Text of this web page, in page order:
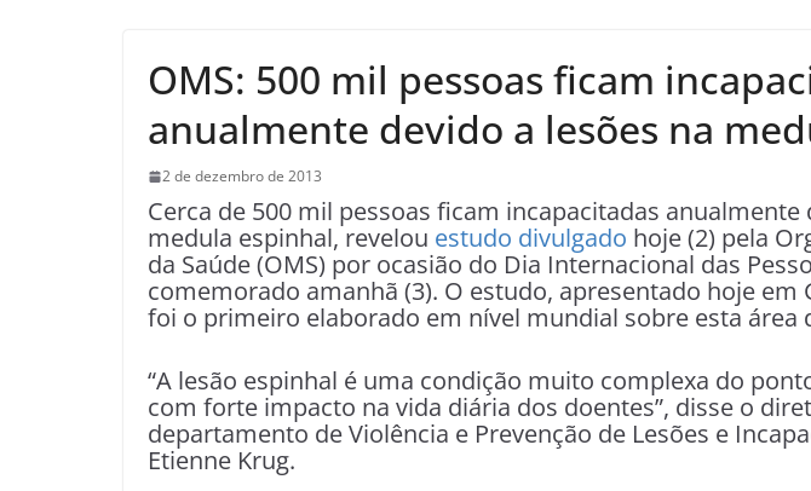
OMS: 500 mil pessoas ficam
anualmente devido a lesões na
2 de dezembro de 2013
Cerca de 500 mil pessoas ficam incapacitadas anualmente
medula espinhal, revelou estudo divulgado hoje (2) pela
da Saúde (OMS) por ocasião do Dia Internacional das
comemorado amanhã (3). O estudo, apresentado hoje em
foi o primeiro elaborado em nível mundial sobre esta área
“A lesão espinhal é uma condição muito complexa do
com forte impacto na vida diária dos doentes”, disse o
departamento de Violência e Prevenção de Lesões e
Etienne Krug.